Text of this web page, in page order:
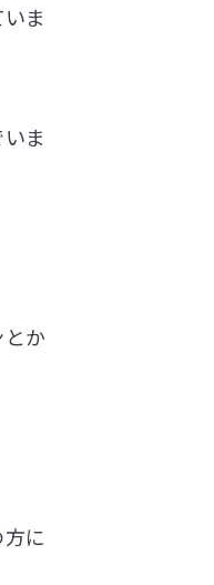
ま
ま
か
に